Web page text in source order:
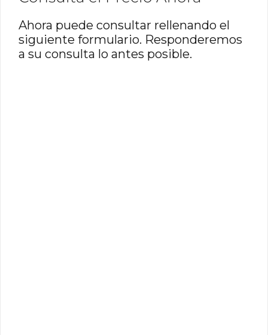
Ahora puede consultar rellenando el
siguiente formulario. Responderemos
a su consulta lo antes posible.